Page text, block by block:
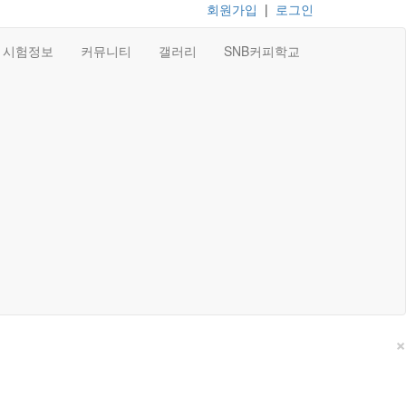
회원가입 | 로그인
시험정보 커뮤니티 갤러리 SNB커피학교
×